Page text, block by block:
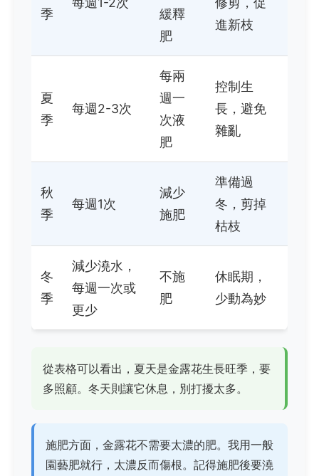
季
緩釋
肥
進新枝
夏
季
每週2-3次
每兩
週一
次液
肥
控制生
長，避免
雜亂
秋
季
每週1次
減少
施肥
準備過
冬，剪掉
枯枝
冬
季
減少澆水，
每週一次或
更少
不施
肥
休眠期，
少動為妙
從表格可以看出，夏天是金露花生長旺季，要
多照顧。冬天則讓它休息，別打擾太多。
施肥方面，金露花不需要太濃的肥。我用一般
園藝肥就行，太濃反而傷根。記得施肥後要澆